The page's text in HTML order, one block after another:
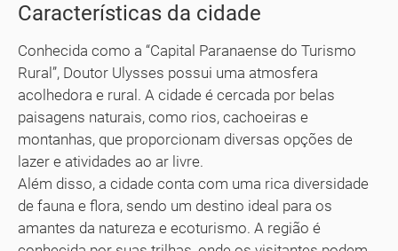
Características da cidade
Conhecida como a “Capital Paranaense do Turismo
Rural”, Doutor Ulysses possui uma atmosfera
acolhedora e rural. A cidade é cercada por belas
paisagens naturais, como rios, cachoeiras e
montanhas, que proporcionam diversas opções de
lazer e atividades ao ar livre.
Além disso, a cidade conta com uma rica diversidade
de fauna e flora, sendo um destino ideal para os
amantes da natureza e ecoturismo. A região é